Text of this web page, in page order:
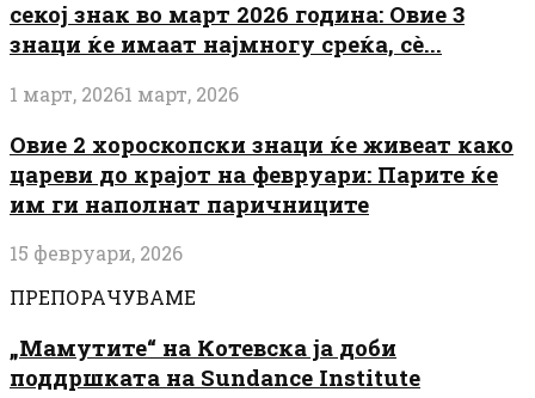
секој знак во март 2026 година: Овие 3
знаци ќе имаат најмногу среќа, сè...
1 март, 20261 март, 2026
Овие 2 хороскопски знаци ќе живеат како
цареви до крајот на февруари: Парите ќе
им ги наполнат паричниците
15 февруари, 2026
ПРЕПОРАЧУВАМЕ
„Мамутите“ на Котевска ја доби
поддршката на Sundance Institute